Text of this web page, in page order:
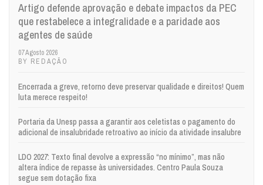
Artigo defende aprovação e debate impactos da PEC
que restabelece a integralidade e a paridade aos
agentes de saúde
07 Agosto 2026
BY REDAÇÃO
Encerrada a greve, retorno deve preservar qualidade e direitos! Quem
luta merece respeito!
Portaria da Unesp passa a garantir aos celetistas o pagamento do
adicional de insalubridade retroativo ao início da atividade insalubre
LDO 2027: Texto final devolve a expressão “no mínimo”, mas não
altera índice de repasse às universidades. Centro Paula Souza
segue sem dotação fixa